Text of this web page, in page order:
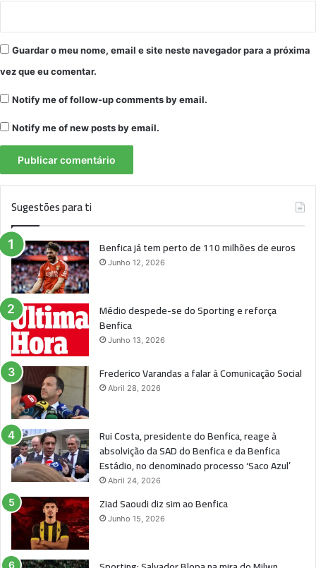
Guardar o meu nome, email e site neste navegador para a próxima
vez que eu comentar.
Notify me of follow-up comments by email.
Notify me of new posts by email.
Sugestões para ti
Benfica já tem perto de 110 milhões de euros
Junho 12, 2026
Médio despede-se do Sporting e reforça
Benfica
Junho 13, 2026
Frederico Varandas a falar à Comunicação Social
Abril 28, 2026
Rui Costa, presidente do Benfica, reage à
absolvição da SAD do Benfica e da Benfica
Estádio, no denominado processo ‘Saco Azul’
Abril 24, 2026
Ziad Saoudi diz sim ao Benfica
Junho 15, 2026